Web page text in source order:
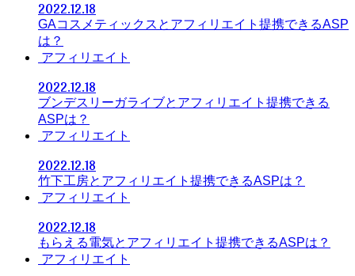
2022.12.18
GAコスメティックスとアフィリエイト提携できるASP
は？
アフィリエイト
2022.12.18
ブンデスリーガライブとアフィリエイト提携できる
ASPは？
アフィリエイト
2022.12.18
竹下工房とアフィリエイト提携できるASPは？
アフィリエイト
2022.12.18
もらえる電気とアフィリエイト提携できるASPは？
アフィリエイト